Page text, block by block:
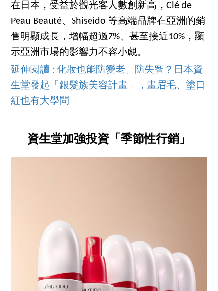
在日本，受益於觀光客人數創新高，Clé de
Peau Beauté、Shiseido 等高端品牌在亞洲的銷
售明顯成長，增幅超過7%、甚至接近10%，顯
示亞洲市場的影響力不容小覷。
延伸閱讀 : 化妝也能防變老、防失智？日本資
生堂發起「銀髮族美容計畫」，畫眉毛、塗口
紅也有大學問
資生堂加強投資「季節性行銷」